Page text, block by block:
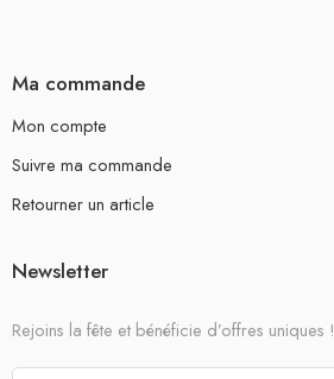
Ma commande
Mon compte
Suivre ma commande
Retourner un article
Newsletter
Rejoins la fête et bénéficie d’offres uniques !